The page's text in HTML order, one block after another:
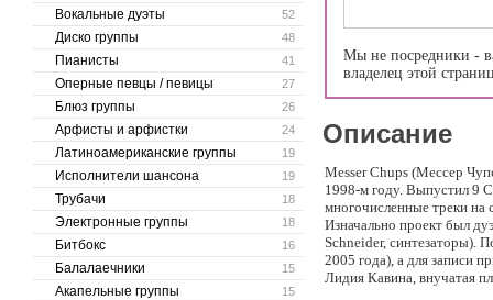
52
Вокальные дуэты
48
Диско группы
41
Пианисты
27
Оперные певцы / певицы
26
Блюз группы
24
Арфисты и арфистки
19
Латиноамериканские группы
19
Исполнители шансона
18
Трубачи
18
Электронные группы
16
Битбокс
15
Балалаечники
15
Акапельные группы
Мы не посредники -
владелец этой
Описание
Messer Chups (Мессер
1998-м году. Выпустил 9
многочисленные треки на
Изначально проект был
Schneider, синтезаторы).
2005 года), а для записи
Лидия Кавина, внучатая